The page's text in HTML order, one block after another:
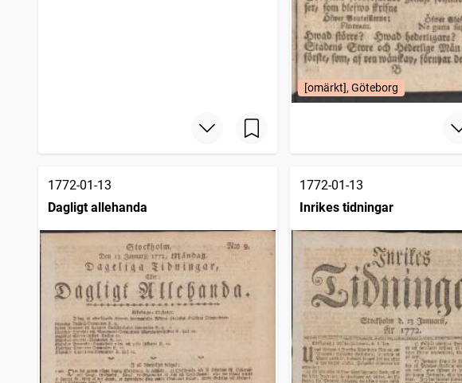
[omärkt], Göteborg
1772-01-13
Dagligt allehanda
1772-01-13
Inrikes tidningar